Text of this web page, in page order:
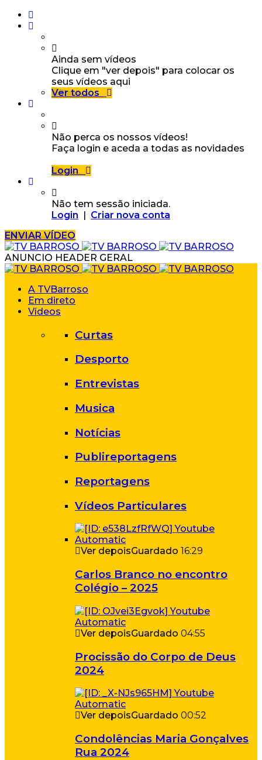
Ainda sem vídeos
Clique em "ver depois" para colocar os
seus vídeos aqui
Ver todos
Não perca os nossos vídeos!
Faça login e aceda a todas as novidades
Login
Não tem sessão iniciada.
Login | Criar nova conta
ENVIAR VÍDEO
ANUNCIO HEADER GERAL
A TVBarroso
Em direto
Vídeos
Curtas
Desporto
Entrevistas
Musica
Notícias
Publireportagens
Reportagens
Vídeos Particulares
Ver depoisGuardado 16:29
Carlos Branco no encontro
Colégio – 2025
Ver depoisGuardado 04:55
Procissão do Corpo de Deus
2024
Ver depoisGuardado 00:52
Condolências Maria Gonçalves
Rua 2024